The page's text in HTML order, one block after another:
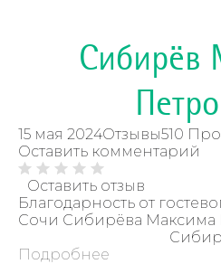
Сибирёв
15 мая 2024Отзывы510
Оставить комментарий
Оставить отзыв
Благодарность от
Сочи Сибирёва Максима
Подробнее